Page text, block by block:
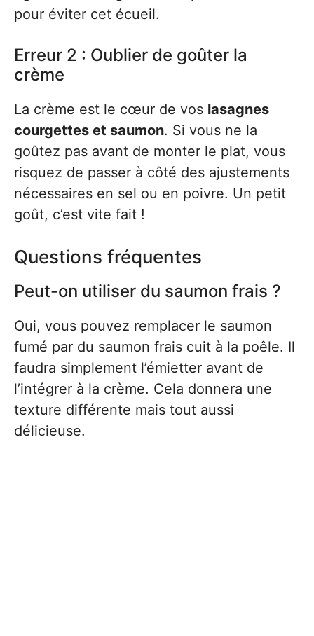
pour éviter cet écueil.
Erreur 2 : Oublier de goûter la
crème
La crème est le cœur de vos lasagnes
courgettes et saumon. Si vous ne la
goûtez pas avant de monter le plat, vous
risquez de passer à côté des ajustements
nécessaires en sel ou en poivre. Un petit
goût, c’est vite fait !
Questions fréquentes
Peut-on utiliser du saumon frais ?
Oui, vous pouvez remplacer le saumon
fumé par du saumon frais cuit à la poêle. Il
faudra simplement l’émietter avant de
l’intégrer à la crème. Cela donnera une
texture différente mais tout aussi
délicieuse.